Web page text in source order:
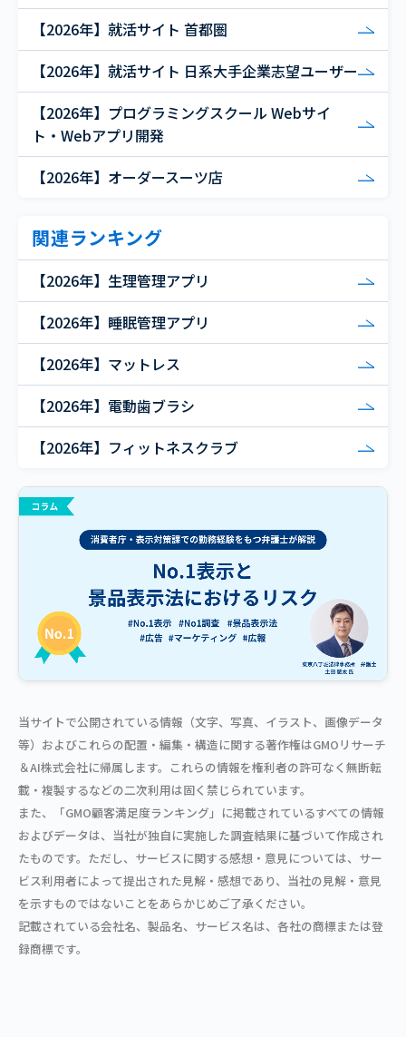
【2026年】就活サイト 首都圏
【2026年】就活サイト 日系大手企業志望ユーザー
【2026年】プログラミングスクール Webサイ
ト・Webアプリ開発
【2026年】オーダースーツ店
関連ランキング
【2026年】生理管理アプリ
【2026年】睡眠管理アプリ
【2026年】マットレス
【2026年】電動歯ブラシ
【2026年】フィットネスクラブ
当サイトで公開されている情報（文字、写真、イラスト、画像データ
等）およびこれらの配置・編集・構造に関する著作権はGMOリサーチ
＆AI株式会社に帰属します。これらの情報を権利者の許可なく無断転
載・複製するなどの二次利用は固く禁じられています。
また、「GMO顧客満足度ランキング」に掲載されているすべての情報
およびデータは、当社が独自に実施した調査結果に基づいて作成され
たものです。ただし、サービスに関する感想・意見については、サー
ビス利用者によって提出された見解・感想であり、当社の見解・意見
を示すものではないことをあらかじめご了承ください。
記載されている会社名、製品名、サービス名は、各社の商標または登
録商標です。